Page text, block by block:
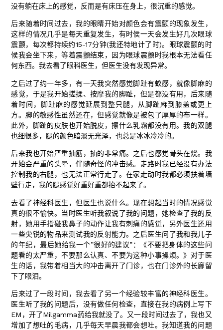
没有躺在床上的感觉，反而是有床压在身上，很沉重的感觉。
后来随着时间过去，我的眼睛开始对颜色会有震颤的现象发生，
这样的情况几乎是每天重复发生，有时侯一天会发生好几次眼球
震颤，每次都持续约15-17分钟(我还特地计了时)。眼球震颤的时
候我会坐下来，等着震颤结束，因为眼球震颤时我根本无法看任
何东西。我去看了眼科医生，但医生没有发现异常。
之后过了约一年多，有一天我突然感觉脚趾有蚁感，就像脚麻的
感觉，于是我开始搓揉、按摩我的脚趾，但是都没有用，后来随
着时间，脚趾麻的感觉延展到整只腿，从脚趾麻到膝盖或更上
方。脚的敏感性虽然还在，但感觉就像是被包了厚厚的布一样。
此外，脚趾的皮肤也开始脱皮，擦什么乳霜都没有用。我的双腿
也细很多，腿的颜色暗淡无光泽，也总是冰冰冷冷的。
后来我也开始严重抽筋，抽的非常痛。之后也感觉骨头在烧。我
开始会严重的头晕，伴随奇怪的冲击感。走路时我已经没有办法
控制我的右腿，也无法正常行走了。在家走动时我都必须扶着墙
壁行走，我的腿感觉好重好重都抬不起来了。
去看了神经科医生，但医生也说什么。现在想起当时的情况感觉
真的很不愉快。当时医生听我叙说了我的问题，她检查了我的反
射，她用手指碰我鼻子的动作让我有刺痛的感觉，另外医生还用
一些尖锐的物品来测试我的反射能力。之后医生问了我和我儿子
的年纪，最后她给我一个”很好的建议”：《不要把身体的这些问
题看的太严重，不要那么认真、不要为这种小事操烦。》对于医
生的话，我带着相当大的冲击离开了门诊，也在门诊外的长廊留
下了眼泪。
后来过了一段时间，我去看了另一个经验较丰富的神经科医生。
医生听了我的问题后，没有做任何检查，直接在我的病例上写下
EM，开了Milgamma药给我就没了。又一段时间过去了，我也又
增加了想吐的毛病，几乎每天早晨我都会想吐。我知道我的问题